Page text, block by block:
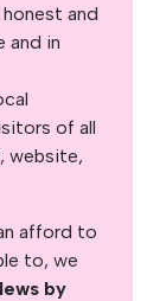
and
and in
of all
website,
afford to
to, we
by